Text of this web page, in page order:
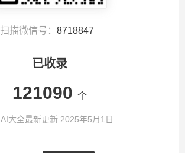
扫描微信号： 8718847
已收录
121090 个
AI大全最新更新 2025年5月1日